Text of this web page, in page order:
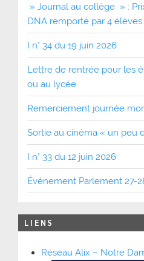
» Journal au collège » :
DNA remporté par 4 élèves
I n° 34 du 19 juin 2026
Lettre de rentrée pour les
ou au lycée
Remerciement journée
Sortie au cinéma « un peu
I n° 33 du 12 juin 2026
Événement Parlement 27-
LIENS
Réseau Alix – Notre